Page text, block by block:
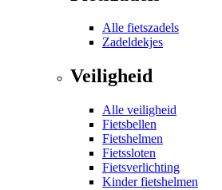
Alle fietszadels
Zadeldekjes
Veiligheid
Alle veiligheid
Fietsbellen
Fietshelmen
Fietssloten
Fietsverlichting
Kinder fietshelmen